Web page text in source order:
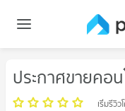
ประกาศขายคอ
เริ่มรีวิ